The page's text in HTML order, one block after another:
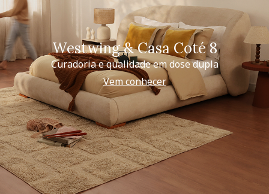
Westwing & Casa Coté 8
Curadoria e qualidade em dose dupla
Vem conhecer